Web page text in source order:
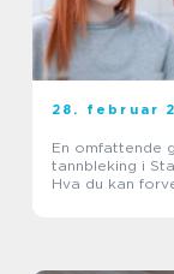
28. februar
En omfattende
tannbleking i
Hva du kan